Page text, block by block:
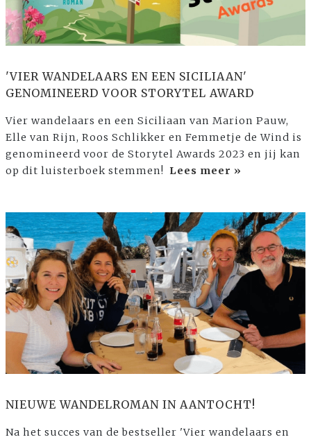
'VIER WANDELAARS EN EEN SICILIAAN'
GENOMINEERD VOOR STORYTEL AWARD
Vier wandelaars en een Siciliaan van Marion Pauw,
Elle van Rijn, Roos Schlikker en Femmetje de Wind is
genomineerd voor de Storytel Awards 2023 en jij kan
op dit luisterboek stemmen! Lees meer »
NIEUWE WANDELROMAN IN AANTOCHT!
Na het succes van de bestseller 'Vier wandelaars en